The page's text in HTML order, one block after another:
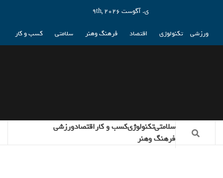
ی. آگوست 9th, 2026
ورزشی تکنولوژی اقتصاد فرهنگ وهنر سلامتی کسب و کار
سلامتیتکنولوژیکسب و کاراقتصادورزشی
فرهنگ وهنر